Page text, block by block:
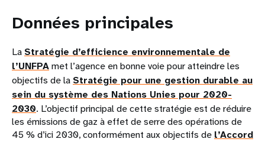
Données principales
La Stratégie d’efficience environnementale de
l’UNFPAmet l’agence en bonne voie pour atteindre les
objectifs de la Stratégie pour une gestion durable au
sein du système des Nations Unies pour 2020-
2030. L’objectif principal de cette stratégie est de réduire
les émissions de gaz à effet de serre des opérations de
45 % d’ici 2030, conformément aux objectifs de l’Accord